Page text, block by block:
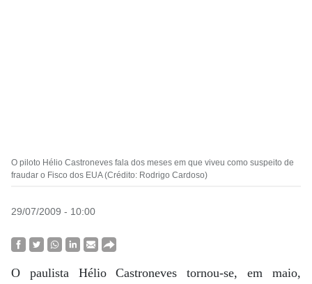
O piloto Hélio Castroneves fala dos meses em que viveu como suspeito de
fraudar o Fisco dos EUA (Crédito: Rodrigo Cardoso)
29/07/2009 - 10:00
O paulista Hélio Castroneves tornou-se, em maio,